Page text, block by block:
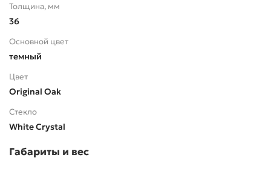
Толщина, мм
36
Основной цвет
темный
Цвет
Original Oak
Стекло
White Сrystal
Габариты и вес